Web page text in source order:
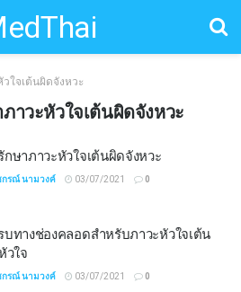
ใจเต้นผิดจังหวะ
าวะหัวใจเต้นผิดจังหวะ
ษาภาวะหัวใจเต้นผิดจังหวะ
กรณ์ นามวงค์ 03/07/2021 0
บทางช่องคลอดสำหรับภาวะหัวใจเต้น
วใจ
กรณ์ นามวงค์ 03/07/2021 0